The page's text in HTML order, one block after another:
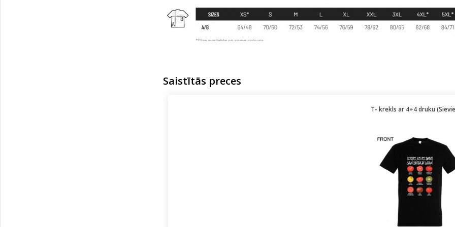
Saistītās preces
T- krekls ar 4+4 druku